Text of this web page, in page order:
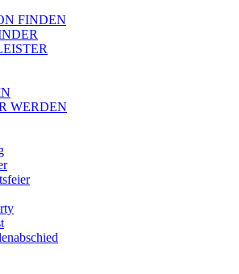
FINDEN
WERDEN